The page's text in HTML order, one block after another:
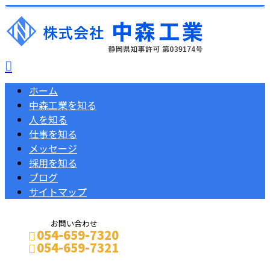
ホーム
中森工業を知る
人を知る
仕事を知る
メッセージ
採用を知る
ブログ
サイトマップ
お問い合わせ
054-659-7320
054-659-7321